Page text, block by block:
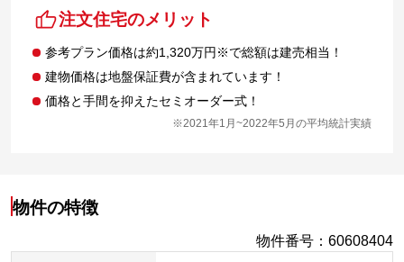
注文住宅のメリット
参考プラン価格は約1,320万円※で総額は建売相当！
建物価格は地盤保証費が含まれています！
価格と手間を抑えたセミオーダー式！
※2021年1月~2022年5月の平均統計実績
物件の特徴
物件番号 ：60608404